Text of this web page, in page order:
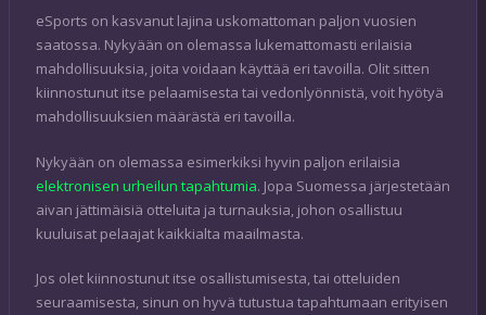
eSports on kasvanut lajina uskomattoman paljon vuosien
saatossa. Nykyään on olemassa lukemattomasti erilaisia
mahdollisuuksia, joita voidaan käyttää eri tavoilla. Olit sitten
kiinnostunut itse pelaamisesta tai vedonlyönnistä, voit hyötyä
mahdollisuuksien määrästä eri tavoilla.
Nykyään on olemassa esimerkiksi hyvin paljon erilaisia
elektronisen urheilun tapahtumia. Jopa Suomessa järjestetään
aivan jättimäisiä otteluita ja turnauksia, johon osallistuu
kuuluisat pelaajat kaikkialta maailmasta.
Jos olet kiinnostunut itse osallistumisesta, tai otteluiden
seuraamisesta, sinun on hyvä tutustua tapahtumaan erityisen